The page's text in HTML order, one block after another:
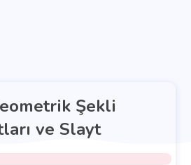
Şekli
ve Slayt